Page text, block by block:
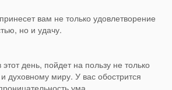
вам не только удовлетворение
но и удачу.
день, пойдет на пользу не только
духовному миру. У вас обострится
ума.